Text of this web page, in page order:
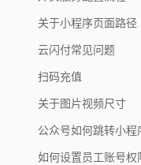
关于小程序页面路径
云闪付常见问题
扫码充值
关于图片视频尺寸
公众号如何跳转小程
如何设置员工账号权